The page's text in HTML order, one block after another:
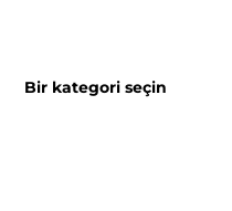
Bir kategori seçin